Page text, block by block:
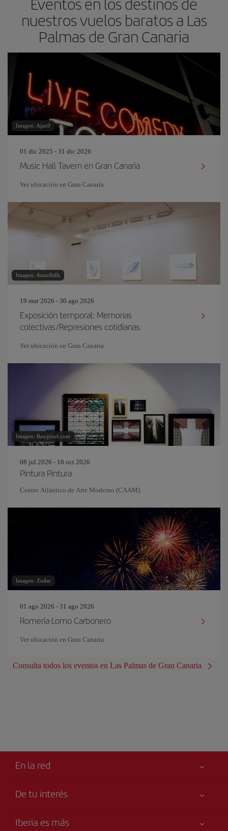
nuestros vuelos baratos a Las
Palmas de Gran Canaria
Imagen: Ajax9
01 dic 2025 - 31 dic 2026
Music Hall Tavern en Gran Canaria
Ver ubicación en Gran Canaria
Imagen: AnnaStills
19 mar 2026 - 30 ago 2026
Exposición temporal: Memorias
colectivas/Represiones cotidianas
Ver ubicación en Gran Canaria
Imagen: Rawpixel.com
08 jul 2026 - 18 oct 2026
Pintura Pintura
Centro Atlántico de Arte Moderno (CAAM)
Imagen: Zodar
01 ago 2026 - 31 ago 2026
Romería Lomo Carbonero
Ver ubicación en Gran Canaria
Consulta todos los eventos en Las Palmas de Gran Canaria
En la red
De tu interés
Accesibilidad
Iberia es más